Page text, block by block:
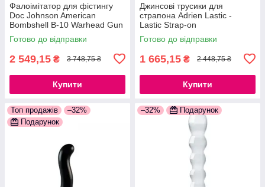
Фалоімітатор для фістингу
Doc Johnson American
Bombshell B-10 Warhead Gun
Metal, діаметр 6,9 см, гнучкий
Готово до відправки
2 549,15 ₴ 3 748,75 ₴
Купити
Джинсові трусики для
страпона Adrien Lastic -
Lastic Strap-on
777Store.com.ua
Готово до відправки
1 665,15 ₴ 2 448,75 ₴
Купити
Топ продажів
–32%
Подарунок
–32% Подарунок